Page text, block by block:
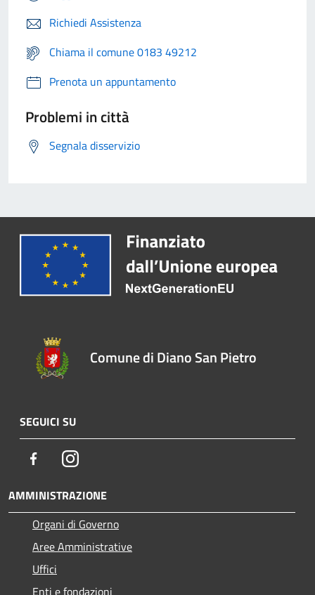
Richiedi Assistenza
Chiama il comune 0183 49212
Prenota un appuntamento
Problemi in città
Segnala disservizio
Comune di Diano San Pietro
SEGUICI SU
FacebookInstagram
AMMINISTRAZIONE
Organi di Governo
Aree Amministrative
Uffici
Enti e fondazioni